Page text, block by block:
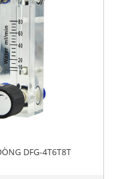
DFG-4T6T8T